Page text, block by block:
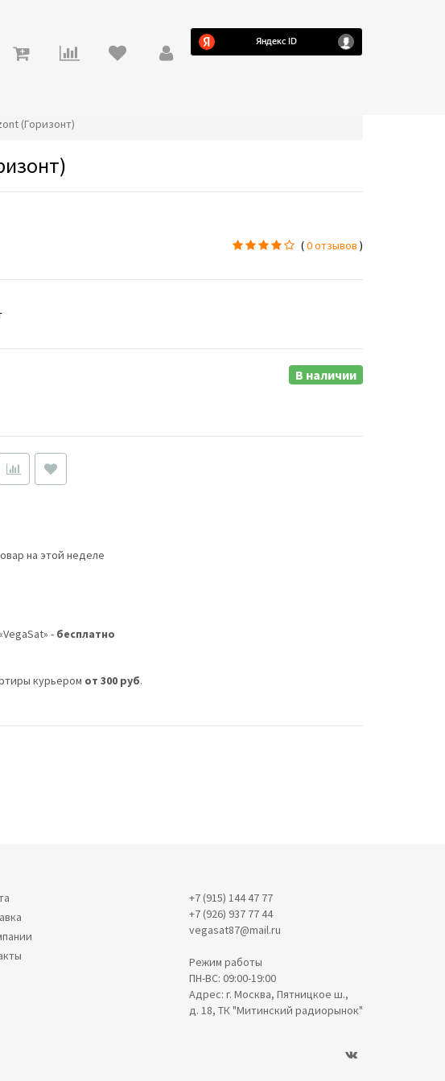
(Горизонт)
(0 отзывов )
В наличии
на этой неделе
- бесплатно
курьером от 300 руб.
+7 (915) 144 47 77
+7 (926) 937 77 44
vegasat87@mail.ru
Режим работы
ПН-ВС: 09:00-19:00
Адрес: г. Москва, Пятницкое ш.,
д. 18, ТК "Митинский радиорынок"